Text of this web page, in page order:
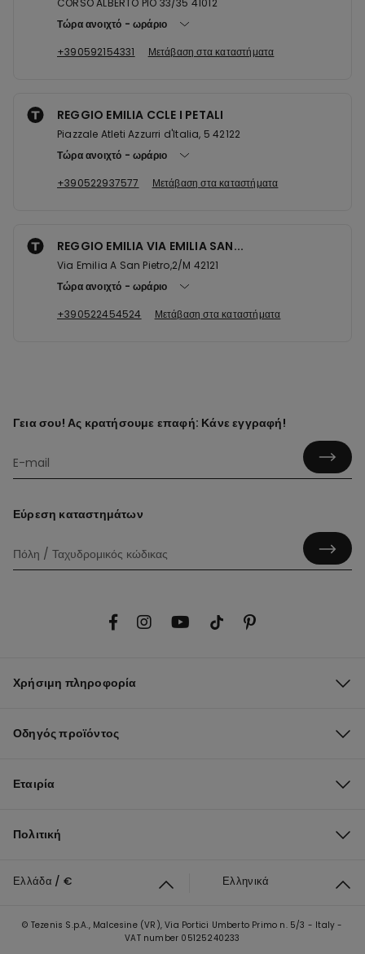
CORSO ALBERTO PIO 33/35 41012
Τώρα ανοιχτό
ωράριο
+390592154331
Μετάβαση στα καταστήματα
REGGIO EMILIA CCLE I PETALI
Piazzale Atleti Azzurri d'Italia, 5 42122
Τώρα ανοιχτό
ωράριο
+390522937577
Μετάβαση στα καταστήματα
REGGIO EMILIA VIA EMILIA SAN...
Via Emilia A San Pietro,2/M 42121
Τώρα ανοιχτό
ωράριο
+390522454524
Μετάβαση στα καταστήματα
Γεια σου! Ας κρατήσουμε επαφή: Κάνε εγγραφή!
Εύρεση καταστημάτων
Χρήσιμη πληροφορία
Οδηγός προϊόντος
Εταιρία
Πολιτική
Ελλάδα / € Ελληνικά
© Tezenis S.p.A., Malcesine (VR), Via Portici Umberto Primo n. 5/3 - Italy -
VAT number 05125240233